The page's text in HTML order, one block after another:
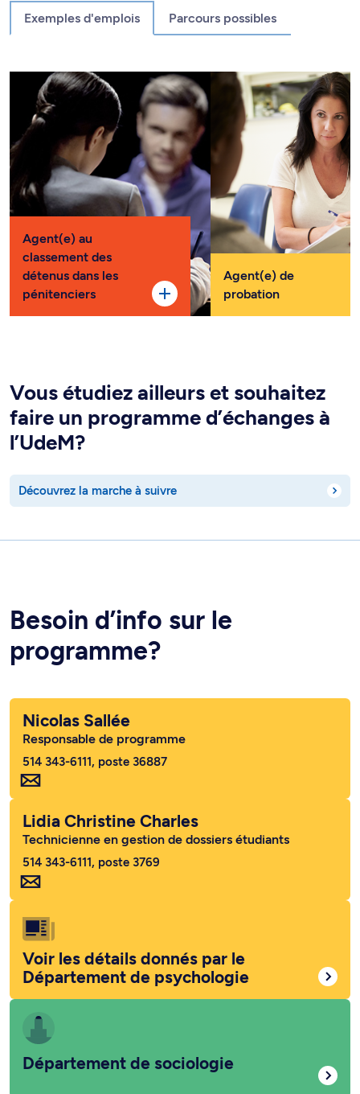
Exemples d'emplois Parcours possibles
Agent(e) au
classement des
détenus dans les
pénitenciers
Agent(e) de
probation
Vous étudiez ailleurs et souhaitez
faire un programme d’échanges à
l’UdeM?
Découvrez la marche à suivre
Besoin d’info sur le
programme?
Nicolas Sallée
Responsable de programme
514 343-6111, poste 36887
Lidia Christine Charles
Technicienne en gestion de dossiers étudiants
514 343-6111, poste 3769
Voir les détails donnés par le
Département de psychologie
Département de sociologie